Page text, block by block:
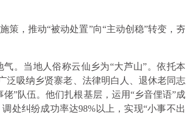
策，推动“被动处置”向“主动创稳”转变，夯
。当地人俗称云仙乡为“大芦山”。依托本
泛吸纳乡贤寨老、法律明白人、退休老同志
”队伍。他们扎根基层，运用“乡音俚语”成
处纠纷成功率达98%以上，实现“小事不出